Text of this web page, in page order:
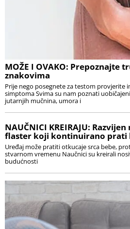
MOŽE I OVAKO: Prepoznajte
znakovima
Prije nego posegnete za testom provjerite
simptoma Svima su nam poznati
jutarnjih mučnina, umora i
NAUČNICI KREIRAJU:
flaster koji kontinuirano prati
Uređaj može pratiti otkucaje srca bebe,
stvarnom vremenu Naučnici su kreirali
budućnosti